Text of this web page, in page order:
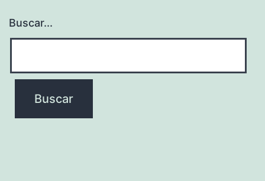
Buscar...